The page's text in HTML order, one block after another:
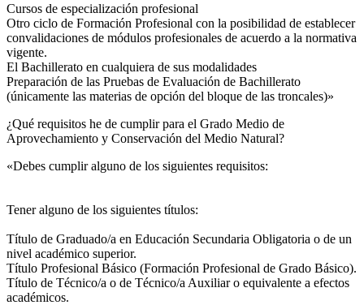
Cursos de especialización profesional
Otro ciclo de Formación Profesional con la posibilidad de establecer
convalidaciones de módulos profesionales de acuerdo a la normativa
vigente.
El Bachillerato en cualquiera de sus modalidades
Preparación de las Pruebas de Evaluación de Bachillerato
(únicamente las materias de opción del bloque de las troncales)»
¿Qué requisitos he de cumplir para el Grado Medio de
Aprovechamiento y Conservación del Medio Natural?
«Debes cumplir alguno de los siguientes requisitos:
Tener alguno de los siguientes títulos:
Título de Graduado/a en Educación Secundaria Obligatoria o de un
nivel académico superior.
Título Profesional Básico (Formación Profesional de Grado Básico).
Título de Técnico/a o de Técnico/a Auxiliar o equivalente a efectos
académicos.